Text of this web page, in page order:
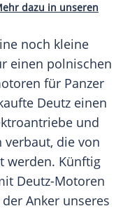
dazu in unseren
noch kleine
einen polnischen
für Panzer
Deutz einen
und
die von
werden. Künftig
Deutz-Motoren
Anker unseres